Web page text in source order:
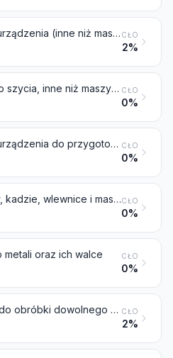
Maszyny i urządzenia (inne niż maszyny objęte pozycją 8450) do prania, czyszczenia, wyżymania, suszenia, prasowania, parowego prasowania (włącznie z prasami do zgrzewania), wybielania, farbowania, klejenia, apreturowania, wykończania, powlekania lub impregnowania przędzy, materiałów lub gotowych wyrobów włókienniczych oraz urządzenia do nakładania tworzywa sztucznego na podłoże włókiennicze lub na inne podłoże, stosowane przy produkcji pokryć podłogowych, takich jak linoleum; maszyny do zwijania, rozwijania, składania, cięcia lub wycinania materiałów włókienniczych CŁO
2%
Maszyny do szycia, inne niż maszyny do zszywania książek, objęte pozycją 8440; meble, podstawy i obudowy specjalnie zaprojektowane do maszyn do szycia; igły do maszyn do szycia CŁO
0%
Maszyny i urządzenia do przygotowywania, garbowania lub obróbki skór, skórek lub skóry wyprawionej, lub do wyrobu, lub naprawy obuwia, lub innych artykułów ze skór, skórek lub skóry wyprawionej, inne niż maszyny do szycia CŁO
0%
Konwertory, kadzie, wlewnice i maszyny odlewnicze, w rodzaju stosowanych w hutnictwie lub w odlewniach metaliCŁO
0%
metali oraz ich walce CŁO
0%
Obrabiarki do obróbki dowolnego materiału przez usuwanie materiału za pomocą lasera lub innej wiązki światła lub fotonów, metodą ultradźwiękową, elektroerozyjną, elektrochemiczną, za pomocą wiązki elektronów, wiązki jonów lub łuku plazmowego; maszyny do cięcia strumieniem wody CŁO
2%